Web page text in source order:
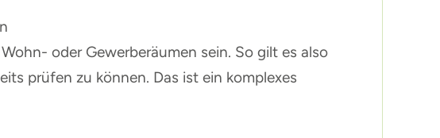
oder Gewerberäumen sein. So gilt es also
prüfen zu können. Das ist ein komplexes